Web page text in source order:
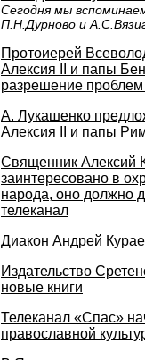
Сегодня мы
П.Н.Дурново и
Протоиерей
Алексия II и папы
разрешение
А. Лукашенко
Алексия II и папы
Священник Алексий
заинтересовано в
народа, оно должно
телеканал
Диакон Андрей
Издательство
новые книги
Телеканал «Спас»
православной